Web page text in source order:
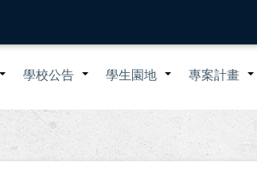
+ +
學校公告 +
學生園地 +
專案計畫